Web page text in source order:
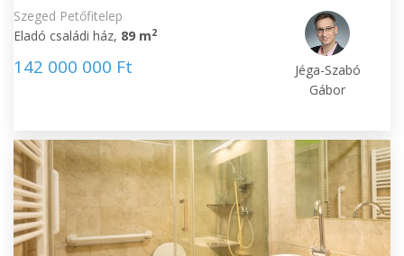
Szeged Petőfitelep
Eladó családi ház, 89 m2
142 000 000 Ft
Jéga-Szabó
Gábor